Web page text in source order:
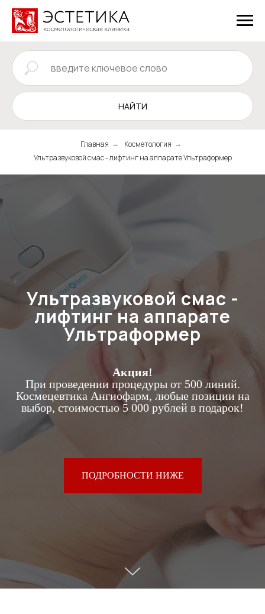
НАЙТИ
Главная → Косметология →
Ультразвуковой смас - лифтинг на аппарате Ультраформер
Ультразвуковой смас -
лифтинг на аппарате
Ультраформер
Акция!
При проведении процедуры от 500 линий.
Космецевтика Ангиофарм, любые позиции на
выбор, стоимостью 5 000 рублей в подарок!
ПОДРОБНОСТИ НИЖЕ